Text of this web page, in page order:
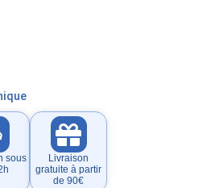
sous
Livraison
gratuite à partir
de 90€